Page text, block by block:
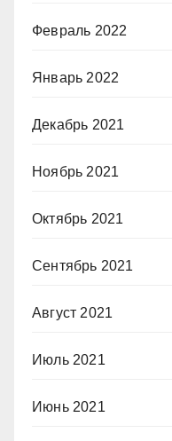
Февраль 2022
Январь 2022
Декабрь 2021
Ноябрь 2021
Октябрь 2021
Сентябрь 2021
Август 2021
Июль 2021
Июнь 2021